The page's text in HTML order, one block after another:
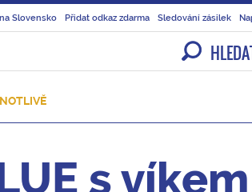
Slovensko Přidat odkaz zdarma Sledování zásilek
s víkem